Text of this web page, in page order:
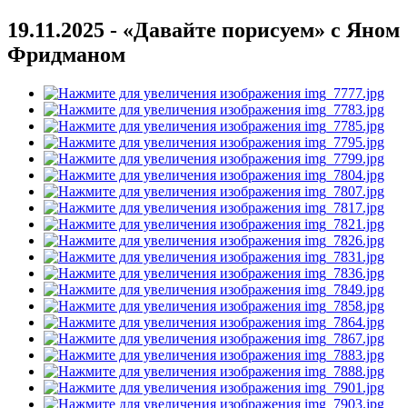
19.11.2025 - «Давайте порисуем» с Яном
Фридманом